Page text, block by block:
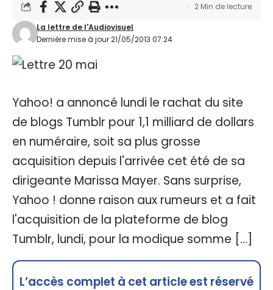
Dernière mise à jour 21/05/2013 07:24
La lettre de l'Audiovisuel
2 Min de lecture
Yahoo! a annoncé lundi le rachat du site
de blogs Tumblr pour 1,1 milliard de dollars
en numéraire, soit sa plus grosse
acquisition depuis l'arrivée cet été de sa
dirigeante Marissa Mayer. Sans surprise,
Yahoo ! donne raison aux rumeurs et a fait
l'acquisition de la plateforme de blog
Tumblr, lundi, pour la modique somme […]
L’accès complet à cet article est réservé